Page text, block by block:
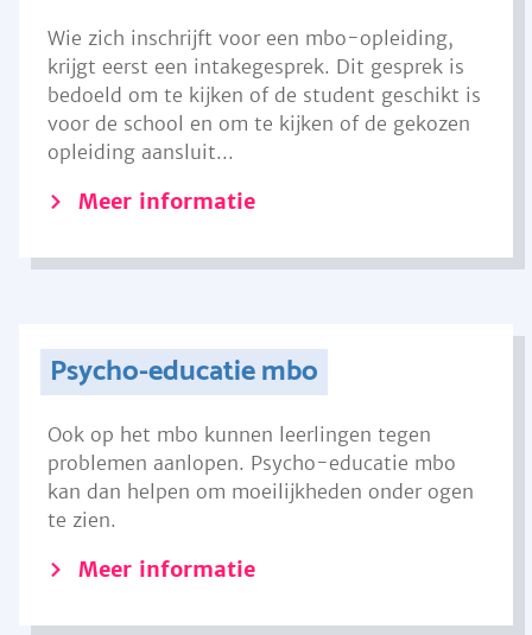
Wie zich inschrijft voor een mbo-opleiding,
krijgt eerst een intakegesprek. Dit gesprek is
bedoeld om te kijken of de student geschikt is
voor de school en om te kijken of de gekozen
opleiding aansluit...
Meer informatie
Psycho-educatie mbo
Ook op het mbo kunnen leerlingen tegen
problemen aanlopen. Psycho-educatie mbo
kan dan helpen om moeilijkheden onder ogen
te zien.
Meer informatie